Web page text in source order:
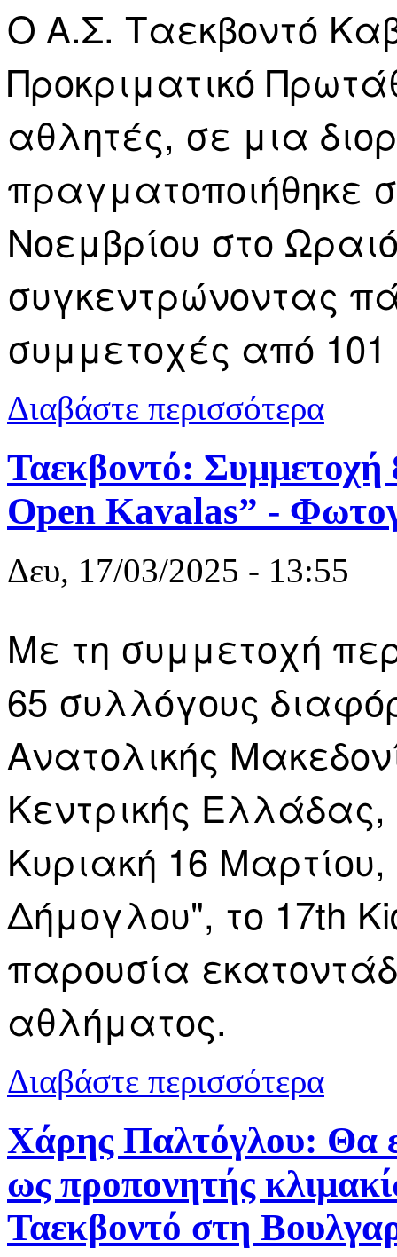
Ο Α.Σ. Ταεκβοντό
Προκριματικό
αθλητές, σε μια
πραγματοποιήθηκε
Νοεμβρίου στο
συγκεντρώνοντας
συμμετοχές από
Διαβάστε περισσότερα
Ταεκβοντό:
Open Kavalas” -
Δευ, 17/03/2025 - 13:55
Με τη συμμετοχή
65 συλλόγους
Ανατολικής
Κεντρικής
Κυριακή 16
Δήμογλου", το 17th
παρουσία
αθλήματος.
Διαβάστε περισσότερα
Χάρης Παλτόγλου: Θα
ως προπονητής
Ταεκβοντό στη